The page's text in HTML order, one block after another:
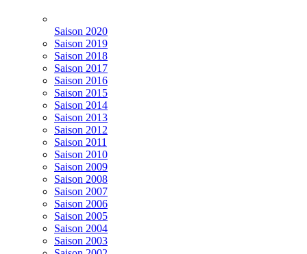
Saison 2020
Saison 2019
Saison 2018
Saison 2017
Saison 2016
Saison 2015
Saison 2014
Saison 2013
Saison 2012
Saison 2011
Saison 2010
Saison 2009
Saison 2008
Saison 2007
Saison 2006
Saison 2005
Saison 2004
Saison 2003